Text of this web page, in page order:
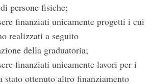
persone fisiche;
finanziati unicamente progetti i cui
realizzati a seguito
della graduatoria;
finanziati unicamente lavori per i
stato ottenuto altro finanziamento